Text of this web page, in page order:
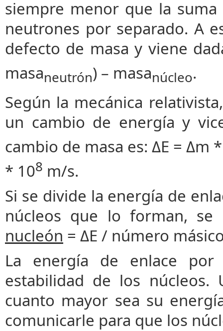
siempre menor que la
neutrones por separado. A
defecto de masa y viene
masaneutrón) – masanúcleo.
Según la mecánica
un cambio de energía y
cambio de masa es: ΔE = Δm
* 108 m/s.
Si se divide la energía de
núcleos que lo forman,
nucleón = ΔE / número
La energía de enlace por
estabilidad de los núcleos.
cuanto mayor sea su
comunicarle para que los